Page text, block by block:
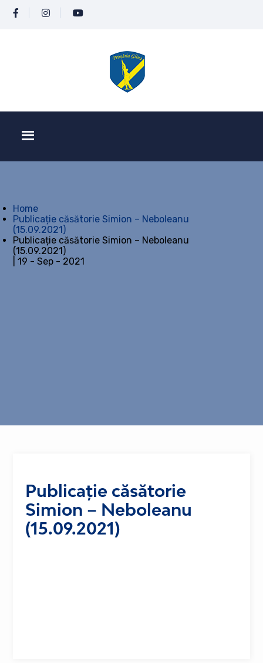
Home
Publicație căsătorie Simion – Neboleanu
(15.09.2021)
Publicație căsătorie Simion – Neboleanu
(15.09.2021)
| 19 - Sep - 2021
Publicație căsătorie
Simion – Neboleanu
(15.09.2021)